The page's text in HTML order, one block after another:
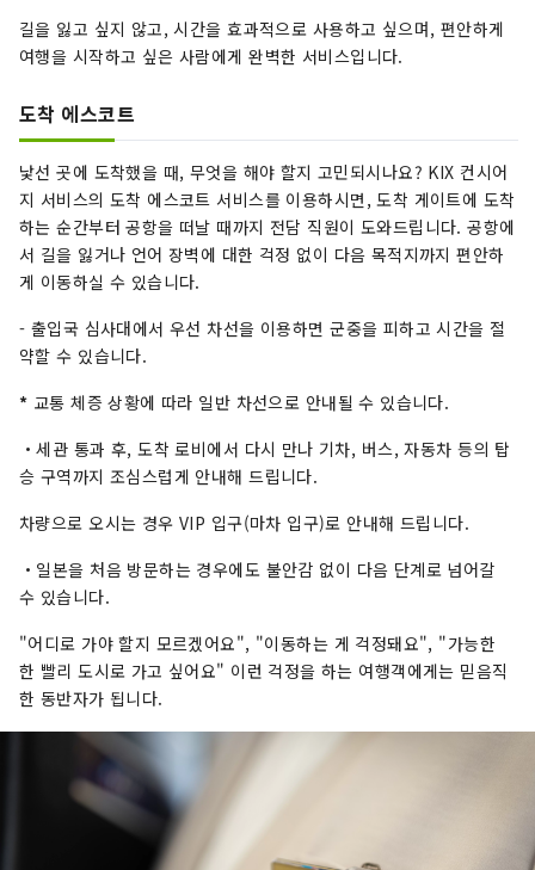
길을 잃고 싶지 않고, 시간을 효과적으로 사용하고 싶으며, 편안하게
여행을 시작하고 싶은 사람에게 완벽한 서비스입니다.
도착 에스코트
낯선 곳에 도착했을 때, 무엇을 해야 할지 고민되시나요? KIX 컨시어
지 서비스의 도착 에스코트 서비스를 이용하시면, 도착 게이트에 도착
하는 순간부터 공항을 떠날 때까지 전담 직원이 도와드립니다. 공항에
서 길을 잃거나 언어 장벽에 대한 걱정 없이 다음 목적지까지 편안하
게 이동하실 수 있습니다.
- 출입국 심사대에서 우선 차선을 이용하면 군중을 피하고 시간을 절
약할 수 있습니다.
* 교통 체증 상황에 따라 일반 차선으로 안내될 수 있습니다.
・세관 통과 후, 도착 로비에서 다시 만나 기차, 버스, 자동차 등의 탑
승 구역까지 조심스럽게 안내해 드립니다.
차량으로 오시는 경우 VIP 입구(마차 입구)로 안내해 드립니다.
・일본을 처음 방문하는 경우에도 불안감 없이 다음 단계로 넘어갈
수 있습니다.
"어디로 가야 할지 모르겠어요", "이동하는 게 걱정돼요", "가능한
한 빨리 도시로 가고 싶어요" 이런 걱정을 하는 여행객에게는 믿음직
한 동반자가 됩니다.